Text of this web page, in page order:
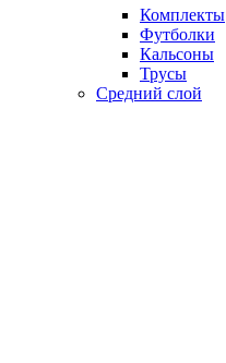
Комплекты
Футболки
Кальсоны
Трусы
Средний слой